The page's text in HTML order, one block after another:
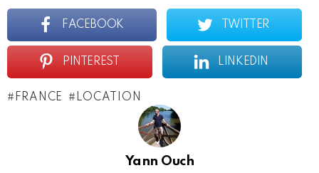
FACEBOOK TWITTER
PINTEREST LINKEDIN
FRANCE LOCATION
Yann Ouch